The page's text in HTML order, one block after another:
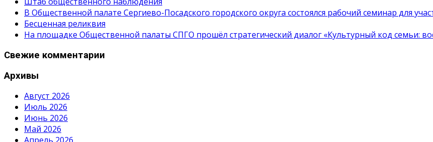
В Общественной палате Сергиево-Посадского городского округа состоялся рабочий семинар для
Бесценная реликвия
На площадке Общественной палаты СПГО прошёл стратегический диалог «Культурный код семьи:
Свежие комментарии
Архивы
Август 2026
Июль 2026
Июнь 2026
Май 2026